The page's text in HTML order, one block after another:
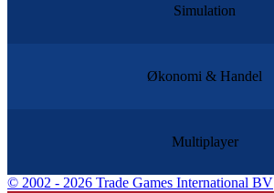
Simulation
Økonomi & Handel
Multiplayer
© 2002 - 2026 Trade Games International BV